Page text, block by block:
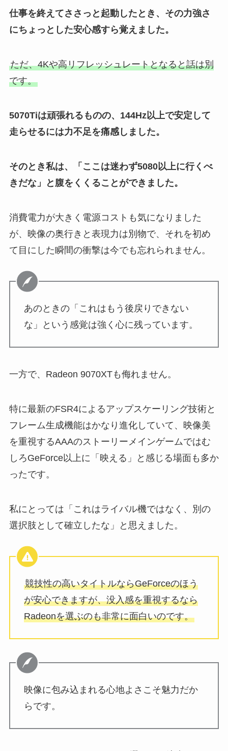
仕事を終えてささっと起動したとき、その力強さ
にちょっとした安心感すら覚えました。
ただ、4Kや高リフレッシュレートとなると話は別
です。
5070Tiは頑張れるものの、144Hz以上で安定して
走らせるには力不足を痛感しました。
そのとき私は、「ここは迷わず5080以上に行くべ
きだな」と腹をくくることができました。
消費電力が大きく電源コストも気になりました
が、映像の奥行きと表現力は別物で、それを初め
て目にした瞬間の衝撃は今でも忘れられません。
あのときの「これはもう後戻りできない
な」という感覚は強く心に残っています。
一方で、Radeon 9070XTも侮れません。
特に最新のFSR4によるアップスケーリング技術と
フレーム生成機能はかなり進化していて、映像美
を重視するAAAのストーリーメインゲームではむ
しろGeForce以上に「映える」と感じる場面も多か
ったです。
私にとっては「これはライバル機ではなく、別の
選択肢として確立したな」と思えました。
競技性の高いタイトルならGeForceのほう
が安心できますが、没入感を重視するなら
Radeonを選ぶのも非常に面白いのです。
映像に包み込まれる心地よさこそ魅力だか
らです。